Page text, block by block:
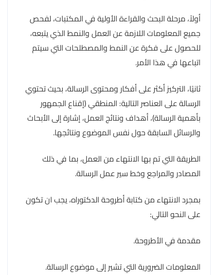
أولاً، مرحلة البحث والقراءة الأولية في المكتبات، لفحص
جميع المعلومات اللازمة عن العمل والنمط الذي يتبعه،
للحصول على فكرة عن النمط والمصطلحات التي سيتم
اتباعها في هذا الأمر.
ثانيًا، التركيز أكثر على أفكار ومحتوى الرسالة، بحيث تحتوي
الرسالة على العناصر التالية: المنطقي (إقناع الجمهور
بأهمية الرسالة)، أهداف ونتائج العمل، إشارة إلى الأبحاث
والرسائل السابقة حول نفس الموضوع ونتائجها.
الطريقة التي تم بها الانتهاء من العمل، بما في ذلك
المصادر والمراجع وخط سير عمل الرسالة.
بمجرد الانتهاء من كتابة أطروحة الدكتوراه، يجب ان تكون
على النحو التالي:
مقدمة في الأطروحة.
المعلومات الضرورية التي تشير إلى موضوع الرسالة.